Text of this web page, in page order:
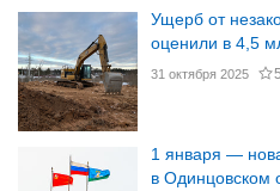
Ущерб от
оценили в 4,5
31 октября 2025 5
1 января —
в Одинцовском